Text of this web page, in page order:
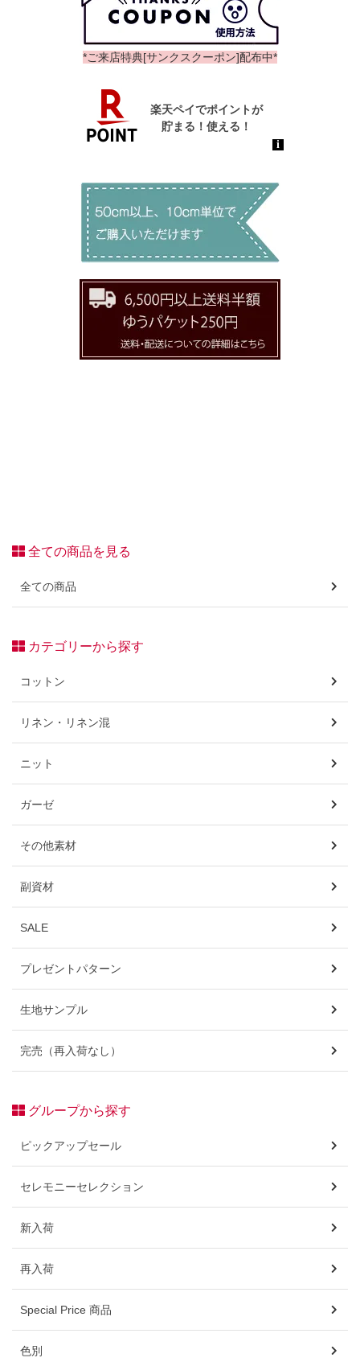
*ご来店特典[サンクスクーポン]配布中*
全ての商品を見る
全ての商品
カテゴリーから探す
コットン
リネン・リネン混
ニット
ガーゼ
その他素材
副資材
SALE
プレゼントパターン
生地サンプル
完売（再入荷なし）
グループから探す
ピックアップセール
セレモニーセレクション
新入荷
再入荷
Special Price 商品
色別